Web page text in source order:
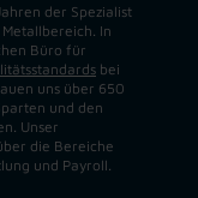
der Spezialist
In
Büro für
bei
uns über 650
und den
Unser
die Bereiche
und Payroll.